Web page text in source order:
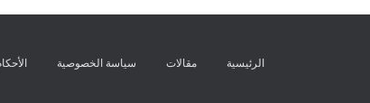
الرئيسية مقالات سياسة الخصوصية